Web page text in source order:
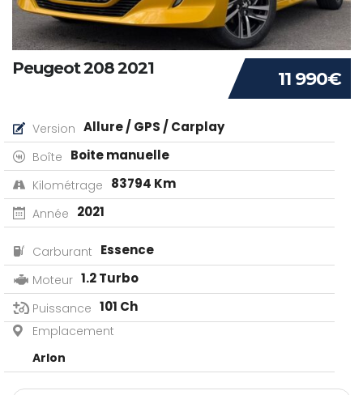
11 990€
Peugeot 208 2021
Version Allure / GPS / Carplay
Boîte Boite manuelle
Kilométrage 83794 Km
Année 2021
Carburant Essence
Moteur 1.2 Turbo
Puissance 101 Ch
Emplacement
Arlon